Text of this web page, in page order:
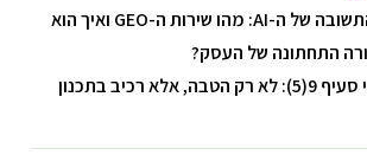
המלחמה על התשובה של ה-AI: מהו שירות ה-GEO ואיך הוא
התחתונה של העסק?
פטור ממס לפי סעיף 9(5): לא רק הטבה, אלא רכיב בתכנון